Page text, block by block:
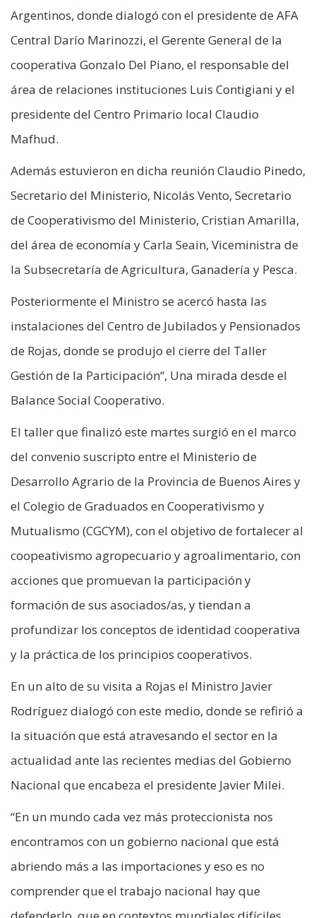
Argentinos, donde dialogó con el presidente de AFA
Central Darío Marinozzi, el Gerente General de la
cooperativa Gonzalo Del Piano, el responsable del
área de relaciones instituciones Luis Contigiani y el
presidente del Centro Primario local Claudio
Mafhud.
Además estuvieron en dicha reunión Claudio Pinedo,
Secretario del Ministerio, Nicolás Vento, Secretario
de Cooperativismo del Ministerio, Cristian Amarilla,
del área de economía y Carla Seain, Viceministra de
la Subsecretaría de Agricultura, Ganadería y Pesca.
Posteriormente el Ministro se acercó hasta las
instalaciones del Centro de Jubilados y Pensionados
de Rojas, donde se produjo el cierre del Taller
Gestión de la Participación“, Una mirada desde el
Balance Social Cooperativo.
El taller que finalizó este martes surgió en el marco
del convenio suscripto entre el Ministerio de
Desarrollo Agrario de la Provincia de Buenos Aires y
el Colegio de Graduados en Cooperativismo y
Mutualismo (CGCYM), con el objetivo de fortalecer al
coopeativismo agropecuario y agroalimentario, con
acciones que promuevan la participación y
formación de sus asociados/as, y tiendan a
profundizar los conceptos de identidad cooperativa
y la práctica de los principios cooperativos.
En un alto de su visita a Rojas el Ministro Javier
Rodríguez dialogó con este medio, donde se refirió a
la situación que está atravesando el sector en la
actualidad ante las recientes medias del Gobierno
Nacional que encabeza el presidente Javier Milei.
“En un mundo cada vez más proteccionista nos
encontramos con un gobierno nacional que está
abriendo más a las importaciones y eso es no
comprender que el trabajo nacional hay que